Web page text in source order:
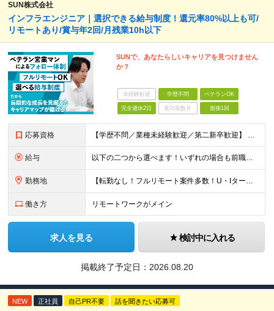
SUN株式会社
インフラエンジニア｜選択できる給与制度！還元率80%以上も可/
リモートあり/賞与年2回/月残業10h以下
SUNで、あなたらしいキャリアを見つけません
か？
未経験歓迎 学歴不問 ベテランOK
完全週休2日 賞与複数月 面接1回
応募資格 【学歴不問／業種未経験歓迎／第二新卒歓迎】 ■IT・システムエンジニアの実務経験をお持ちの方※工程や使用言語、経験年数は不問 ◎転職回数は不問 ＼下記のような方にオススメ／ ・安定した収入を得たい方
給与 以下の二つから選べます！いずれの場合も前職の給与を考盛し給与シミュレーションを作成します。 【プロセス型（コツコツ給与を上げたい方向け）】 ■月給25万円～50万円 ※年齢や社歴、仕事の取り組み姿勢
勤務地 【転勤なし！フルリモート案件多数！U・Iターン歓迎】 一都三県を中心に豊富な案件を保有しております！ 東京・愛知・大阪・広島・福岡・新潟の 各プロジェクト先または自社拠点 ※勤務地は希望を考慮します
働き方 リモートワークがメイン
求人を見る 検討中に入れる
掲載終了予定日： 2026.08.20
NEW 正社員 自己PR不要 話を聞きたい応募可